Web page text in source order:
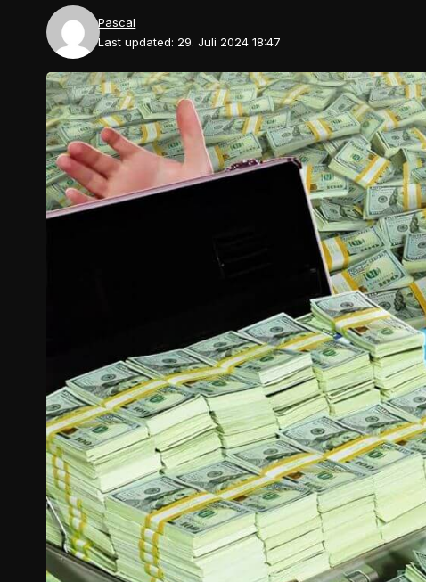
Last updated: 29. Juli 2024 18:47
Pascal